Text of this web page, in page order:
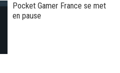
Pocket Gamer France se met
en pause